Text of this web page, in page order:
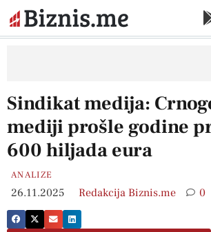
Sindikat medija:
mediji prošle godine
600 hiljada eura
ANALIZE
26.11.2025 Redakcija Biznis.me 0